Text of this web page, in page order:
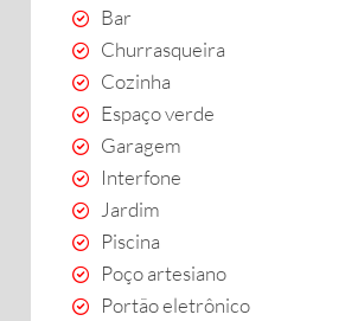
Bar
Churrasqueira
Cozinha
Espaço verde
Garagem
Interfone
Jardim
Piscina
Poço artesiano
Portão eletrônico